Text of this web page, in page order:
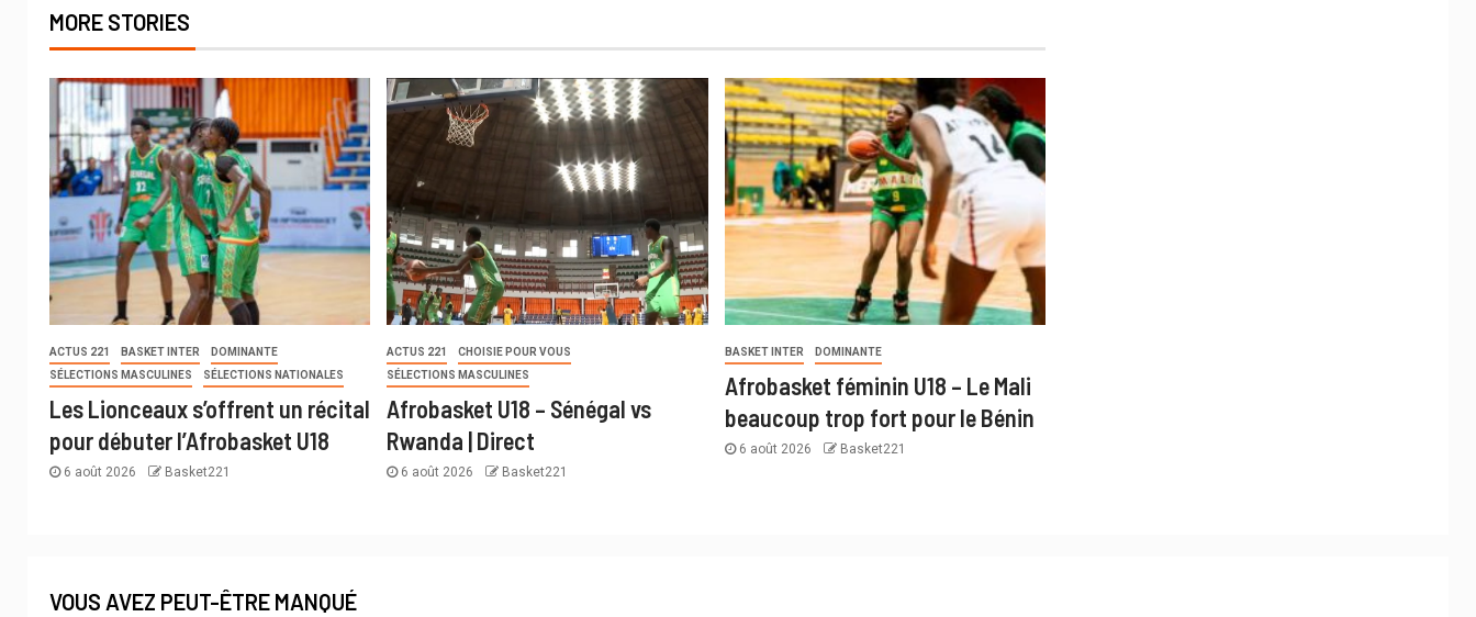
MORE STORIES
ACTUS 221 BASKET INTER
DOMINANTE
SÉLECTIONS MASCULINES
SÉLECTIONS NATIONALES
Les Lionceaux s’offrent un récital
pour débuter l’Afrobasket U18
6 août 2026 Basket221
ACTUS 221
CHOISIE POUR VOUS
SÉLECTIONS MASCULINES
Afrobasket U18 – Sénégal vs
Rwanda | Direct
6 août 2026 Basket221
BASKET INTER DOMINANTE
Afrobasket féminin U18 – Le Mali
beaucoup trop fort pour le Bénin
6 août 2026 Basket221
VOUS AVEZ PEUT-ÊTRE MANQUÉ